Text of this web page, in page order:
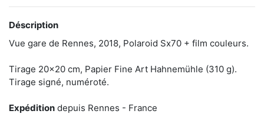
https://www.instagram.com/benoit_prnt/
Contacter
Déscription
Vue gare de Rennes, 2018, Polaroid Sx70 + film couleurs.
Tirage 20x20 cm, Papier Fine Art Hahnemühle (310 g).
Tirage signé, numéroté.
Expédition depuis Rennes - France